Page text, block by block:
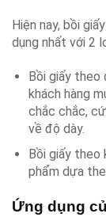
Hiện nay, bồi
dụng nhất với 2
Bồi giấy
khách hàng
chắc chắc,
về độ dày.
Bồi giấy theo
phẩm dựa
Ứng dụng